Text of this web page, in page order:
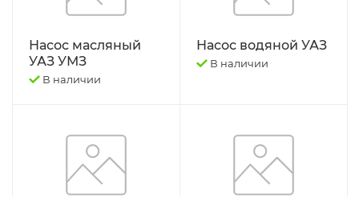
Насос масляный
УАЗ УМЗ
В наличии
Насос водяной УАЗ
В наличии